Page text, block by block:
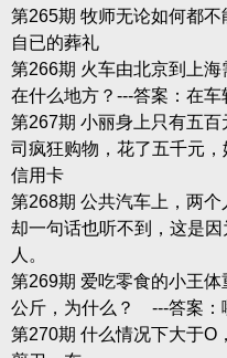
第265期 牧师无论如何都不
自已的葬礼
第266期 火车由北京到上
在什么地方？---答案：在车
第267期 小丽身上只有五
司疯狂购物，花了五千元
信用卡
第268期 公共汽车上，两
却一句话也听不到，这是
人。
第269期 爱吃零食的小王
公斤，为什么？ ---答案：
第270期 什么情况下大于O